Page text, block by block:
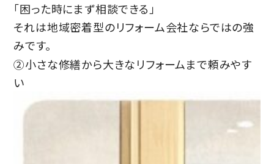
「困った時にまず相談できる」
それは地域密着型のリフォーム会社ならではの強
みです。
②小さな修繕から大きなリフォームまで頼みやす
い